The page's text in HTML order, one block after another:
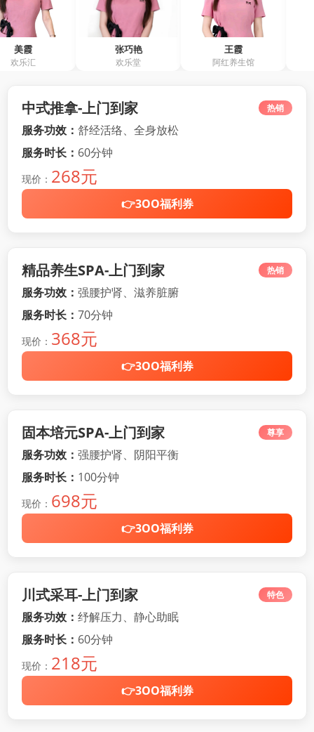
阿红养生馆
中式推拿-上门到家 热销
服务功效： 舒经活络、全身放松
服务时长： 60分钟
现价： 268元
👉3OO福利券
精品养生SPA-上门到家 热销
服务功效： 强腰护肾、滋养脏腑
服务时长： 70分钟
现价： 368元
👉3OO福利券
固本培元SPA-上门到家 尊享
服务功效： 强腰护肾、阴阳平衡
服务时长： 100分钟
现价： 698元
👉3OO福利券
川式采耳-上门到家 特色
服务功效： 纾解压力、静心助眠
服务时长： 60分钟
现价： 218元
👉3OO福利券